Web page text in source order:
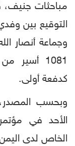
مباحثات
التوقيع بين
وجماعة أنصار
كدفعة أولى.
وبحسب
الأحد في
الخاص لدى